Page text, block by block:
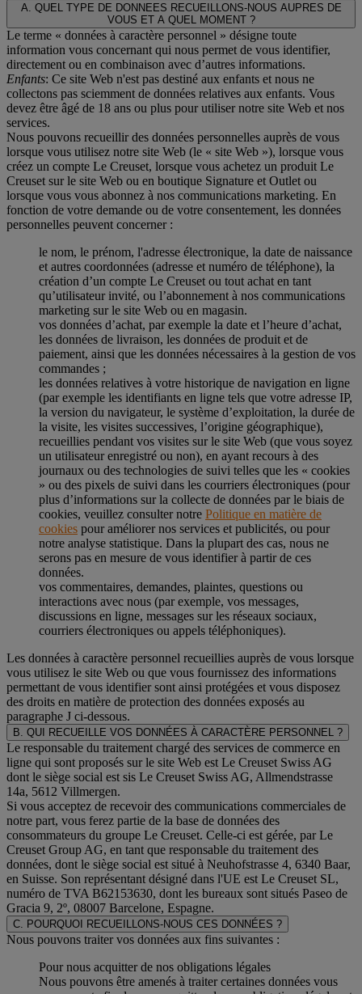
A. QUEL TYPE DE DONNEES RECUEILLONS-NOUS AUPRES DE
VOUS ET A QUEL MOMENT ?
Le terme « données à caractère personnel » désigne toute
information vous concernant qui nous permet de vous identifier,
directement ou en combinaison avec d’autres informations.
Enfants: Ce site Web n'est pas destiné aux enfants et nous ne
collectons pas sciemment de données relatives aux enfants. Vous
devez être âgé de 18 ans ou plus pour utiliser notre site Web et nos
services.
Nous pouvons recueillir des données personnelles auprès de vous
lorsque vous utilisez notre site Web (le « site Web »), lorsque vous
créez un compte Le Creuset, lorsque vous achetez un produit Le
Creuset sur le site Web ou en boutique Signature et Outlet ou
lorsque vous vous abonnez à nos communications marketing. En
fonction de votre demande ou de votre consentement, les données
personnelles peuvent concerner :
le nom, le prénom, l'adresse électronique, la date de naissance
et autres coordonnées (adresse et numéro de téléphone), la
création d’un compte Le Creuset ou tout achat en tant
qu’utilisateur invité, ou l’abonnement à nos communications
marketing sur le site Web ou en magasin.
vos données d’achat, par exemple la date et l’heure d’achat,
les données de livraison, les données de produit et de
paiement, ainsi que les données nécessaires à la gestion de vos
commandes ;
les données relatives à votre historique de navigation en ligne
(par exemple les identifiants en ligne tels que votre adresse IP,
la version du navigateur, le système d’exploitation, la durée de
la visite, les visites successives, l’origine géographique),
recueillies pendant vos visites sur le site Web (que vous soyez
un utilisateur enregistré ou non), en ayant recours à des
journaux ou des technologies de suivi telles que les « cookies
» ou des pixels de suivi dans les courriers électroniques (pour
plus d’informations sur la collecte de données par le biais de
cookies, veuillez consulter notre Politique en matière de
cookies pour améliorer nos services et publicités, ou pour
notre analyse statistique. Dans la plupart des cas, nous ne
serons pas en mesure de vous identifier à partir de ces
données.
vos commentaires, demandes, plaintes, questions ou
interactions avec nous (par exemple, vos messages,
discussions en ligne, messages sur les réseaux sociaux,
courriers électroniques ou appels téléphoniques).
Les données à caractère personnel recueillies auprès de vous lorsque
vous utilisez le site Web ou que vous fournissez des informations
permettant de vous identifier sont ainsi protégées et vous disposez
des droits en matière de protection des données exposés au
paragraphe J ci-dessous.
B. QUI RECUEILLE VOS DONNÉES À CARACTÈRE PERSONNEL ?
Le responsable du traitement chargé des services de commerce en
ligne qui sont proposés sur le site Web est Le Creuset Swiss AG
dont le siège social est sis Le Creuset Swiss AG, Allmendstrasse
14a, 5612 Villmergen.
Si vous acceptez de recevoir des communications commerciales de
notre part, vous ferez partie de la base de données des
consommateurs du groupe Le Creuset. Celle-ci est gérée, par Le
Creuset Group AG, en tant que responsable du traitement des
données, dont le siège social est situé à Neuhofstrasse 4, 6340 Baar,
en Suisse. Son représentant désigné dans l'UE est Le Creuset SL,
numéro de TVA B62153630, dont les bureaux sont situés Paseo de
Gracia 9, 2º, 08007 Barcelone, Espagne.
C. POURQUOI RECUEILLONS-NOUS CES DONNÉES ?
Nous pouvons traiter vos données aux fins suivantes :
Pour nous acquitter de nos obligations légales
Nous pouvons être amenés à traiter certaines données vous